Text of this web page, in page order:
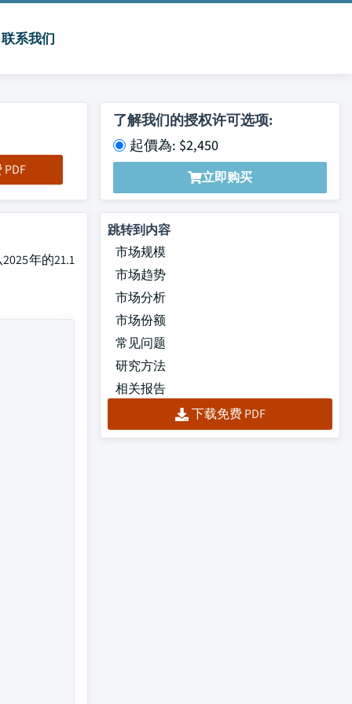
联系我们
了解我们的授权许可选项:
起價為: $2,450
立即购买
年的21.1
跳转到内容
市场规模
市场趋势
市场分析
市场份额
常见问题
研究方法
相关报告
下载免费 PDF